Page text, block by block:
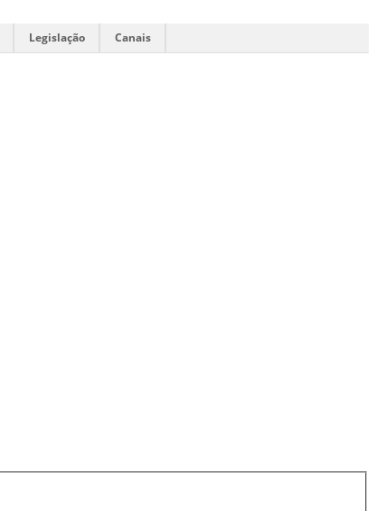
Legislação Canais